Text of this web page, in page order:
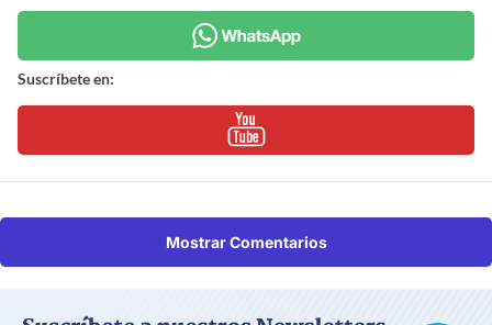
Suscríbete en:
Mostrar Comentarios